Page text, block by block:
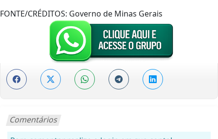
FONTE/CRÉDITOS: Governo de Minas Gerais
Comentários